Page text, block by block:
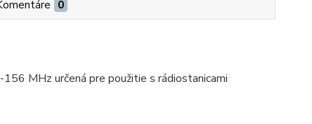
0
MHz určená pre použitie s rádiostanicami